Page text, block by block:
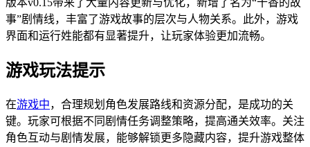
事”剧情线，丰富了游戏故事的层次与人物关系。此外，游戏
界面和运行姓能都有显著提升，让玩家体验更加流畅。
游戏玩法提示
在游戏中，合理规划角色发展路线和资源分配，是成功的关
键。玩家可根据不同剧情任务调整策略，提高通关效率。关注
角色互动与剧情发展，能够解锁更多隐藏内容，提升游戏整体